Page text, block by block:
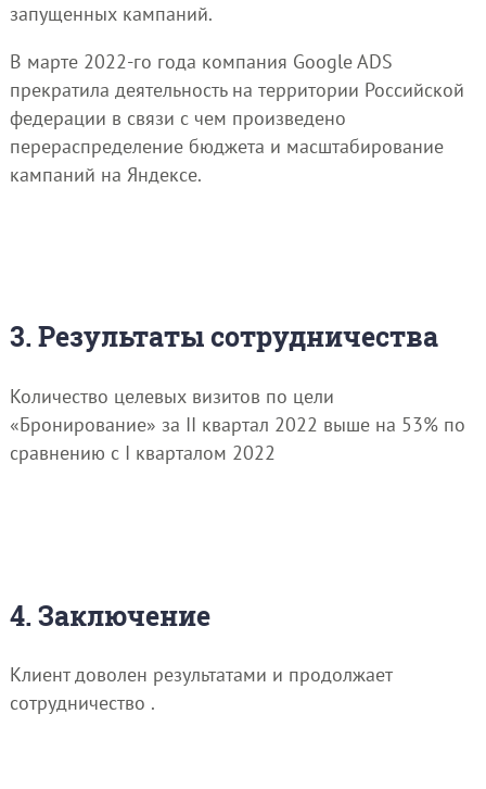
запущенных кампаний.
В марте 2022-го года компания Google ADS
прекратила деятельность на территории Российской
федерации в связи с чем произведено
перераспределение бюджета и масштабирование
кампаний на Яндексе.
3. Результаты сотрудничества
Количество целевых визитов по цели
«Бронирование» за II квартал 2022 выше на 53% по
сравнению с I кварталом 2022
4. Заключение
Клиент доволен результатами и продолжает
сотрудничество .